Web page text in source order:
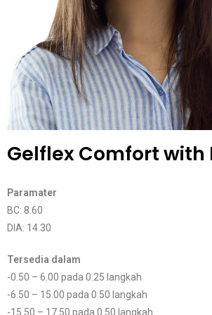
Gelflex Comfort with
Paramater
BC: 8.60
DIA: 14.30
Tersedia dalam
-0.50 – 6.00 pada 0.25 langkah
-6.50 – 15.00 pada 0.50 langkah
-15.50 – 17.50 pada 0.50 langkah